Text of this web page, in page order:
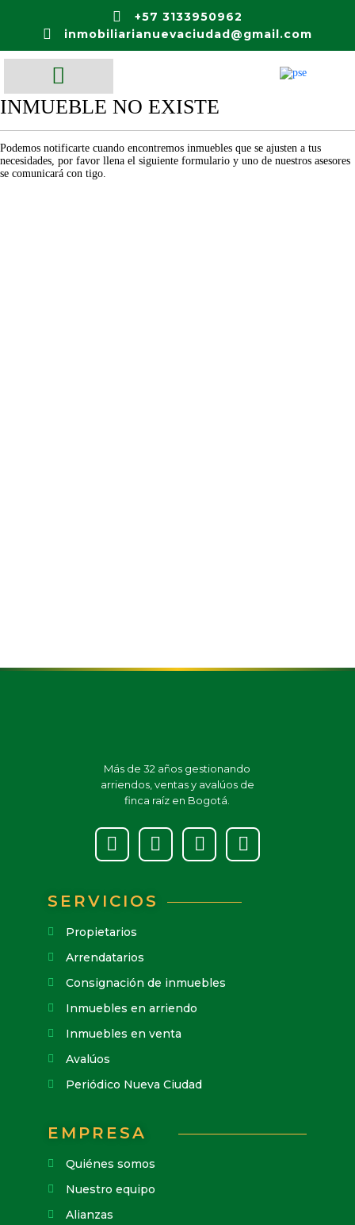
+57 3133950962
inmobiliarianuevaciudad@gmail.com
INMUEBLE NO EXISTE
Podemos notificarte cuando encontremos inmuebles que se ajusten a tus
necesidades, por favor llena el siguiente formulario y uno de nuestros asesores
se comunicará con tigo.
Más de 32 años gestionando
arriendos, ventas y avalúos de
finca raíz en Bogotá.
SERVICIOS
Propietarios
Arrendatarios
Consignación de inmuebles
Inmuebles en arriendo
Inmuebles en venta
Avalúos
Periódico Nueva Ciudad
EMPRESA
Quiénes somos
Nuestro equipo
Alianzas